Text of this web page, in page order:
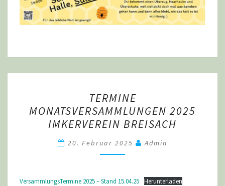
MONATSVERSAMMLUNGEN
2025
IMKERVEREIN
BREISACH
TERMINE
MONATSVERSAMMLUNGEN 2025
IMKERVEREIN BREISACH
20. Februar 2025 Admin
VersammlungsTermine 2025 – Stand 15.04.25 Herunterladen